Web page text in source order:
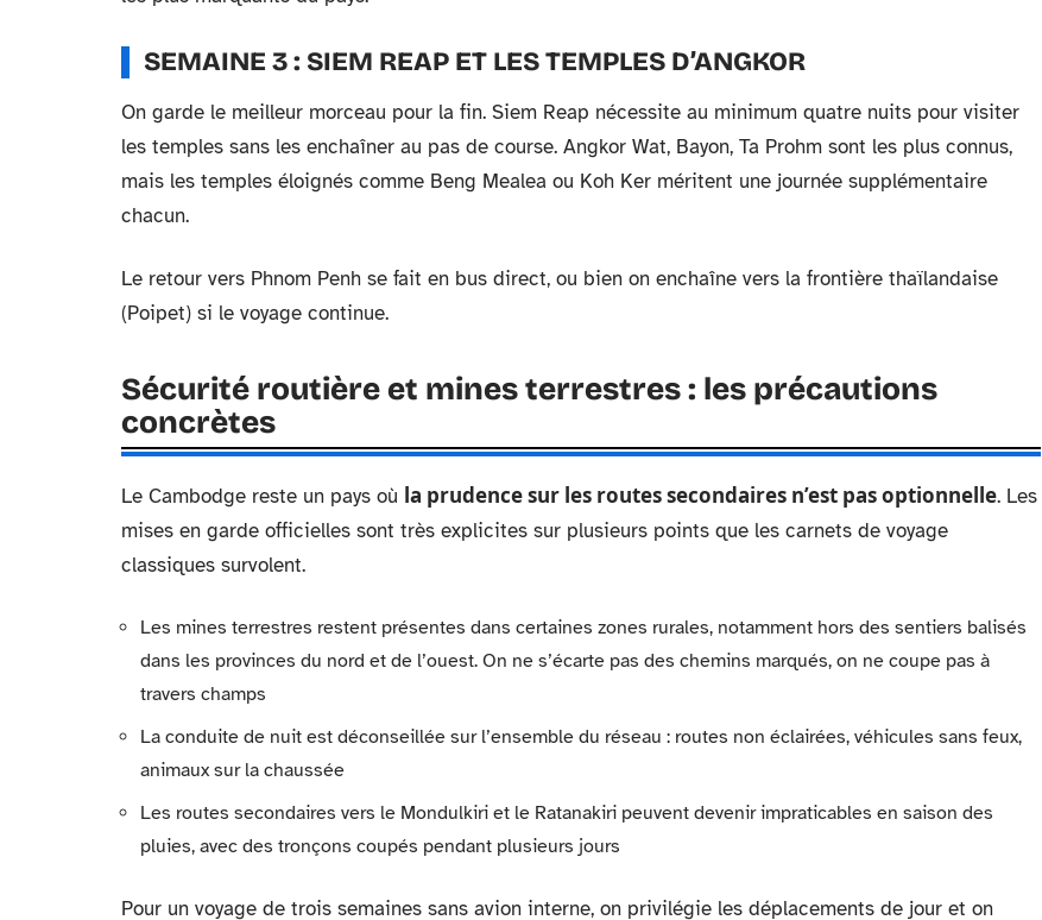
SEMAINE 3 : SIEM REAP ET LES TEMPLES D’ANGKOR
On garde le meilleur morceau pour la fin. Siem Reap nécessite au minimum quatre nuits pour visiter
les temples sans les enchaîner au pas de course. Angkor Wat, Bayon, Ta Prohm sont les plus connus,
mais les temples éloignés comme Beng Mealea ou Koh Ker méritent une journée supplémentaire
chacun.
Le retour vers Phnom Penh se fait en bus direct, ou bien on enchaîne vers la frontière thaïlandaise
(Poipet) si le voyage continue.
Sécurité routière et mines terrestres : les précautions
concrètes
Le Cambodge reste un pays où la prudence sur les routes secondaires n’est pas optionnelle. Les
mises en garde officielles sont très explicites sur plusieurs points que les carnets de voyage
classiques survolent.
Les mines terrestres restent présentes dans certaines zones rurales, notamment hors des sentiers balisés
dans les provinces du nord et de l’ouest. On ne s’écarte pas des chemins marqués, on ne coupe pas à
travers champs
La conduite de nuit est déconseillée sur l’ensemble du réseau : routes non éclairées, véhicules sans feux,
animaux sur la chaussée
Les routes secondaires vers le Mondulkiri et le Ratanakiri peuvent devenir impraticables en saison des
pluies, avec des tronçons coupés pendant plusieurs jours
Pour un voyage de trois semaines sans avion interne, on privilégie les déplacements de jour et on